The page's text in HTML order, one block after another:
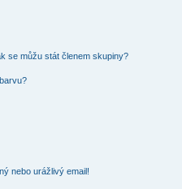
se můžu stát členem skupiny?
nebo urážlivý email!